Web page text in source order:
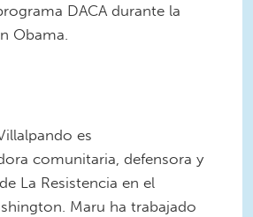
DACA durante la
Obama.
es
comunitaria, defensora y
La Resistencia en el
Maru ha trabajado